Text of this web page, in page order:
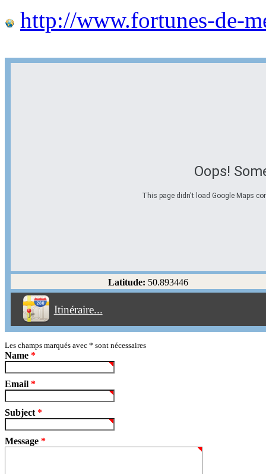
http://www.fortunes-de-
Oops!
This page didn't load Google Maps
Latitude: 50.893446
Itinéraire...
Éviter les autoroutes
Éviter les péages
Partir! Reset
Les champs marqués avec * sont nécessaires
Name *
Email *
Subject *
Message *